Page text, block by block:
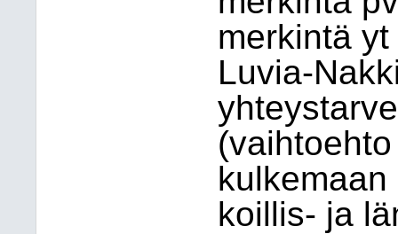
merkintä
Luvia-
koillis- ja